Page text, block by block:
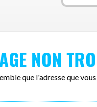
NON
que l'adresse que